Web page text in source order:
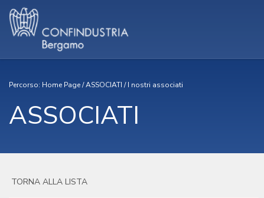
Percorso: Home Page/ASSOCIATI /I nostri associati
ASSOCIATI
TORNA ALLA LISTA